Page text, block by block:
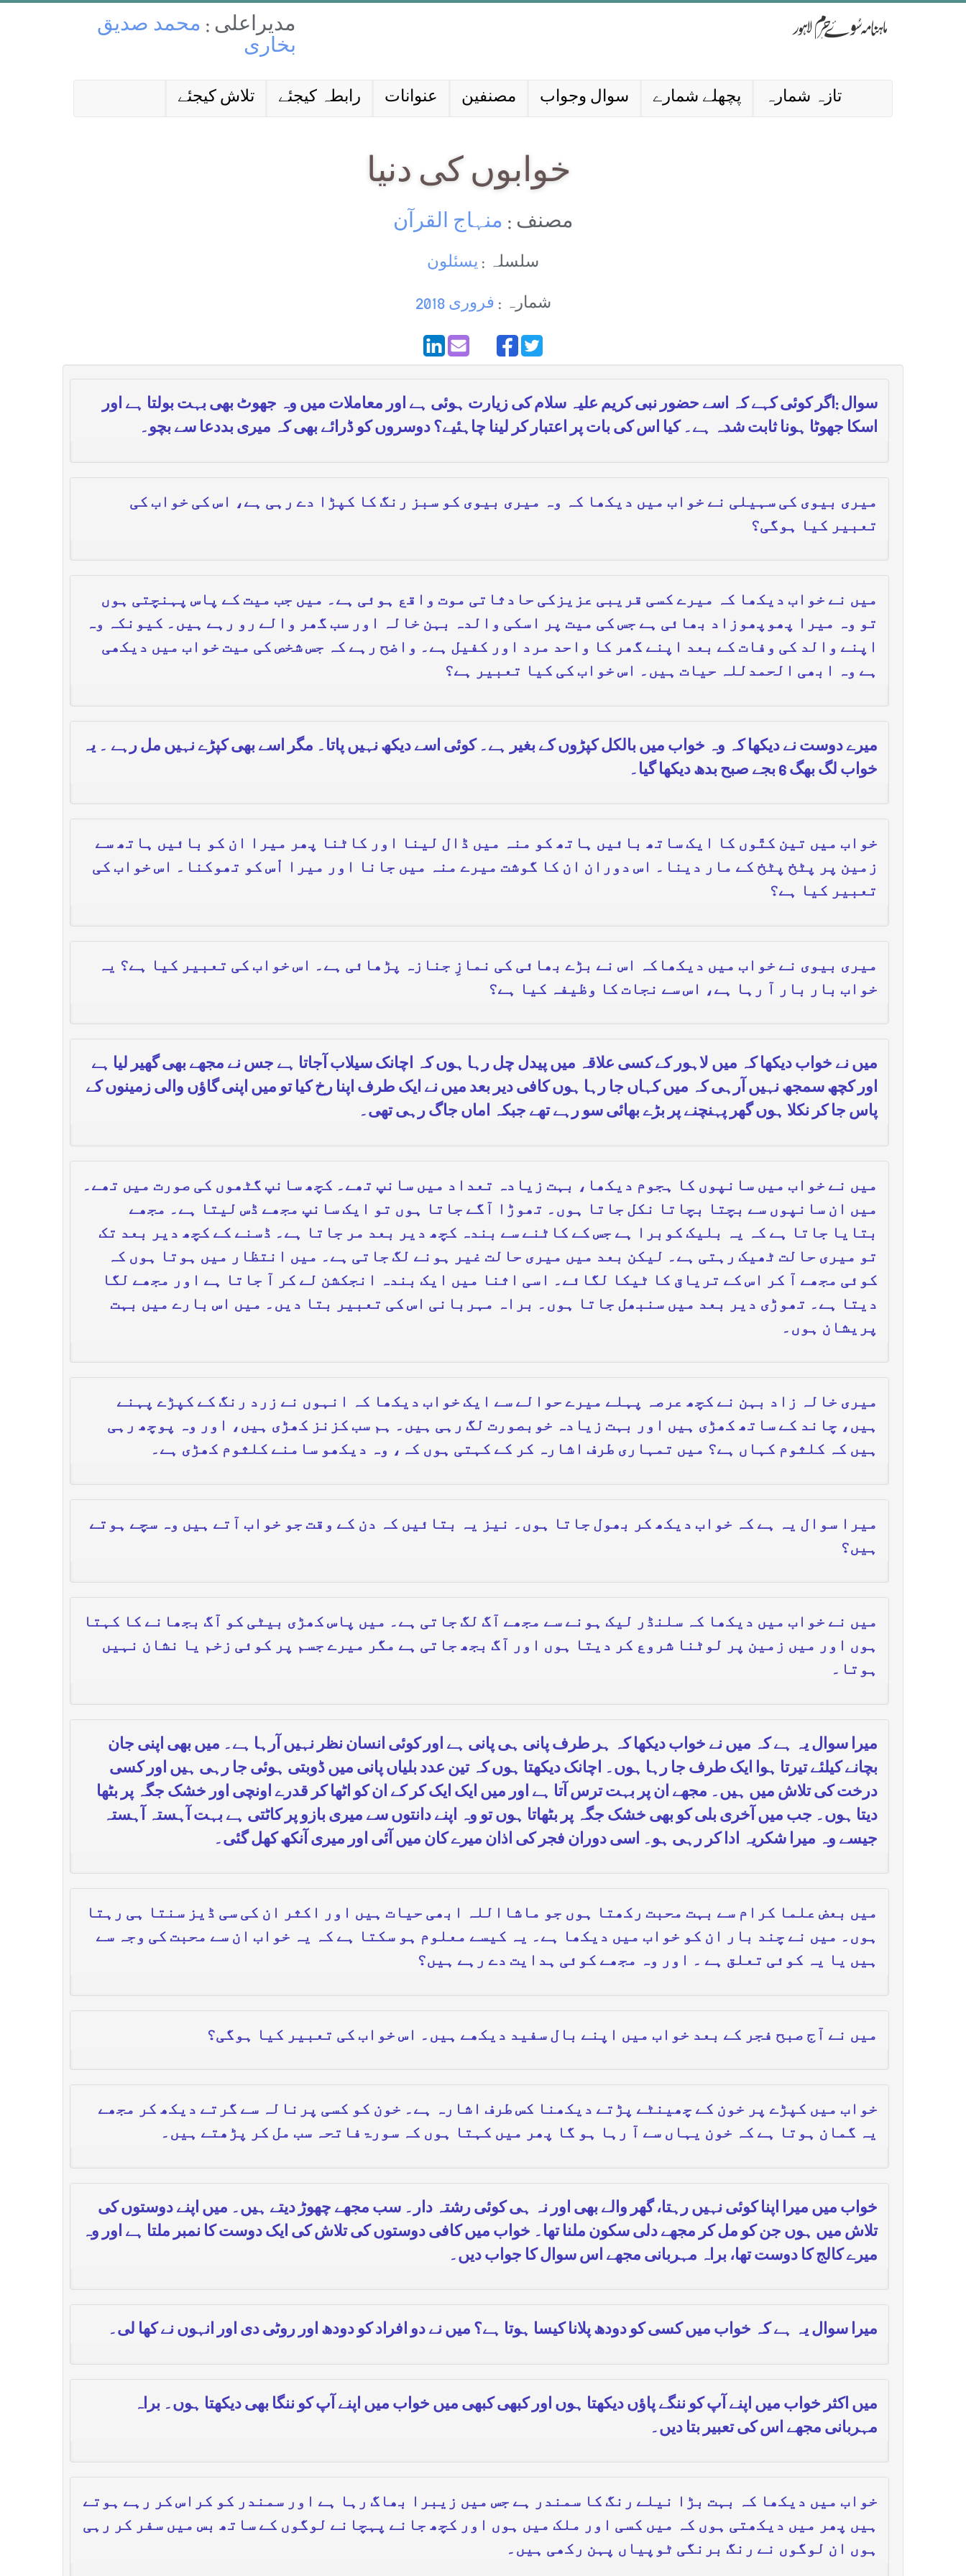
مدیراعلی : محمد صدیق
بخاری
تلاش کیجئے رابطہ کیجئے عنوانات مصنفین سوال وجواب پچھلے شمارے تازہ شمارہ
خوابوں کی دنیا
مصنف : منہاج القرآن
سلسلہ :یسئلون
شمارہ : فروری 2018
سوال :اگر کوئی کہے کہ اسے حضور نبی کریم علیہ سلام کی زیارت ہوئی ہے اور معاملات میں وہ جھوٹ بھی بہت بولتا ہے اور
اسکا جھوٹا ہونا ثابت شدہ ہے۔ کیا اس کی بات پر اعتبار کر لینا چاہئیے؟ دوسروں کو ڈرائے بھی کہ میری بددعا سے بچو۔
میری بیوی کی سہیلی نے خواب میں دیکھا کہ وہ میری بیوی کو سبز رنگ کا کپڑا دے رہی ہے، اس کی خواب کی
تعبیر کیا ہوگی؟
میں نے خواب دیکھا کہ میرے کسی قریبی عزیزکی حادثاتی موت واقع ہوئی ہے۔ میں جب میت کے پاس پہنچتی ہوں
تو وہ میرا پھوپھوزاد بھائی ہے جس کی میت پر اسکی والدہ بہن خالہ اور سب گھر والے رو رہے ہیں۔ کیونکہ وہ
اپنے والد کی وفات کے بعد اپنے گھر کا واحد مرد اور کفیل ہے۔ واضح رہے کہ جس شخص کی میت خواب میں دیکھی
ہے وہ ابھی الحمدللہ حیات ہیں۔ اس خواب کی کیا تعبیر ہے؟
میرے دوست نے دیکھا کہ وہ خواب میں بالکل کپڑوں کے بغیر ہے۔ کوئی اسے دیکھ نہیں پاتا۔ مگر اسے بھی کپڑے نہیں مل رہے ۔ یہ
خواب لگ بھگ 6 بجے صبح بدھ دیکھا گیا۔
خواب میں تین کتّوں کا ایک ساتھ بائیں ہاتھ کو منہ میں ڈال لینا اور کاٹنا پھر میرا ان کو بائیں ہاتھ سے
زمین پر پٹخ پٹخ کے مار دینا۔ اس دوران ان کا گوشت میرے منہ میں جانا اور میرا اْس کو تھوکنا۔ اس خواب کی
تعبیر کیا ہے؟
میری بیوی نے خواب میں دیکھاکہ اس نے بڑے بھائی کی نمازِ جنازہ پڑھائی ہے۔ اس خواب کی تعبیر کیا ہے؟ یہ
خواب بار بار آ رہا ہے، اس سے نجات کا وظیفہ کیا ہے؟
میں نے خواب دیکھا کہ میں لاہور کے کسی علاقہ میں پیدل چل رہا ہوں کہ اچانک سیلاب آجاتا ہے جس نے مجھے بھی گھیر لیا ہے
اور کچھ سمجھ نہیں آرہی کہ میں کہاں جا رہا ہوں کافی دیر بعد میں نے ایک طرف اپنا رخ کیا تو میں اپنی گاؤں والی زمینوں کے
پاس جا کر نکلا ہوں گھر پہنچنے پر بڑے بھائی سو رہے تھے جبکہ اماں جاگ رہی تھی۔
میں نے خواب میں سانپوں کا ہجوم دیکھا، بہت زیادہ تعداد میں سانپ تھے۔ کچھ سانپ گٹھوں کی صورت میں تھے۔
میں ان سانپوں سے بچتا بچاتا نکل جاتا ہوں۔ تھوڑا آگے جاتا ہوں تو ایک سانپ مجھے ڈس لیتا ہے۔ مجھے
بتایا جاتا ہے کہ یہ بلیک کوبرا ہے جس کے کاٹنے سے بندہ کچھ دیر بعد مر جاتا ہے۔ ڈسنے کے کچھ دیر بعد تک
تو میری حالت ٹھیک رہتی ہے۔ لیکن بعد میں میری حالت غیر ہونے لگ جاتی ہے۔ میں انتظار میں ہوتا ہوں کہ
کوئی مجھے آ کر اس کے تریاق کا ٹیکا لگائے۔ اسی اثنا میں ایک بندہ انجکشن لے کر آ جاتا ہے اور مجھے لگا
دیتا ہے۔ تھوڑی دیر بعد میں سنبھل جاتا ہوں۔ براہ مہربانی اس کی تعبیر بتا دیں۔ میں اس بارے میں بہت
پریشان ہوں۔
میری خالہ زاد بہن نے کچھ عرصہ پہلے میرے حوالے سے ایک خواب دیکھا کہ انہوں نے زرد رنگ کے کپڑے پہنے
ہیں، چاند کے ساتھ کھڑی ہیں اور بہت زیادہ خوبصورت لگ رہی ہیں۔ ہم سب کزنز کھڑی ہیں، اور وہ پوچھ رہی
ہیں کہ کلثوم کہاں ہے؟ میں تمہاری طرف اشارہ کر کے کہتی ہوں کہ، وہ دیکھو سامنے کلثوم کھڑی ہے۔
میرا سوال یہ ہے کہ خواب دیکھ کر بھول جاتا ہوں۔ نیز یہ بتائیں کہ دن کے وقت جو خواب آتے ہیں وہ سچے ہوتے
ہیں؟
میں نے خواب میں دیکھا کہ سلنڈر لیک ہونے سے مجھے آگ لگ جاتی ہے۔ میں پاس کھڑی بیٹی کو آگ بجھانے کا کہتا
ہوں اور میں زمین پر لوٹنا شروع کر دیتا ہوں اور آگ بجھ جاتی ہے مگر میرے جسم پر کوئی زخم یا نشان نہیں
ہوتا۔
میرا سوال یہ ہے کہ میں نے خواب دیکھا کہ ہر طرف پانی ہی پانی ہے اور کوئی انسان نظر نہیں آرہا ہے۔ میں بھی اپنی جان
بچانے کیلئے تیرتا ہوا ایک طرف جا رہا ہوں۔ اچانک دیکھتا ہوں کہ تین عدد بلیاں پانی میں ڈوبتی ہوئی جا رہی ہیں اور کسی
درخت کی تلاش میں ہیں۔ مجھے ان پر بہت ترس آتا ہے اور میں ایک ایک کر کے ان کو اٹھا کر قدرے اونچی اور خشک جگہ پر بٹھا
دیتا ہوں۔ جب میں آخری بلی کو بھی خشک جگہ پر بٹھاتا ہوں تو وہ اپنے دانتوں سے میری بازو پر کاٹتی ہے بہت آہستہ آہستہ
جیسے وہ میرا شکریہ ادا کر رہی ہو۔ اسی دوران فجر کی اذان میرے کان میں آئی اور میری آنکھ کھل گئی۔
میں بعض علما کرام سے بہت محبت رکھتا ہوں جو ماشااللہ ابھی حیات ہیں اور اکثر ان کی سی ڈیز سنتا ہی رہتا
ہوں۔ میں نے چند بار ان کو خواب میں دیکھا ہے۔ یہ کیسے معلوم ہو سکتا ہے کہ یہ خواب ان سے محبت کی وجہ سے
ہیں یا یہ کوئی تعلق ہے ۔ اور وہ مجھے کوئی ہدایت دے رہے ہیں؟
میں نے آج صبح فجر کے بعد خواب میں اپنے بال سفید دیکھے ہیں۔ اس خواب کی تعبیر کیا ہوگی؟
خواب میں کپڑے پر خون کے چھینٹے پڑتے دیکھنا کس طرف اشارہ ہے۔ خون کو کسی پرنالہ سے گرتے دیکھ کر مجھے
یہ گمان ہوتا ہے کہ خون یہاں سے آ رہا ہو گا پھر میں کہتا ہوں کہ سورۃفاتحہ سب مل کر پڑھتے ہیں۔
خواب میں میرا اپنا کوئی نہیں رہتا، گھر والے بھی اور نہ ہی کوئی رشتہ دار۔ سب مجھے چھوڑ دیتے ہیں۔ میں اپنے دوستوں کی
تلاش میں ہوں جن کو مل کر مجھے دلی سکون ملنا تھا۔ خواب میں کافی دوستوں کی تلاش کی ایک دوست کا نمبر ملتا ہے اور وہ
میرے کالج کا دوست تھا، براہ مہربانی مجھے اس سوال کا جواب دیں۔
میرا سوال یہ ہے کہ خواب میں کسی کو دودھ پلانا کیسا ہوتا ہے؟ میں نے دو افراد کو دودھ اور روٹی دی اور انہوں نے کھا لی۔
میں اکثر خواب میں اپنے آپ کو ننگے پاؤں دیکھتا ہوں اور کبھی کبھی میں خواب میں اپنے آپ کو ننگا بھی دیکھتا ہوں۔ براہ
مہربانی مجھے اس کی تعبیر بتا دیں۔
خواب میں دیکھا کہ بہت بڑا نیلے رنگ کا سمندر ہے جس میں زیبرا بھاگ رہا ہے اور سمندر کو کراس کر رہے ہوتے
ہیں پھر میں دیکھتی ہوں کہ میں کسی اور ملک میں ہوں اور کچھ جانے پہچانے لوگوں کے ساتھ بس میں سفر کر رہی
ہوں ان لوگوں نے رنگ برنگی ٹوپیاں پہن رکھی ہیں۔